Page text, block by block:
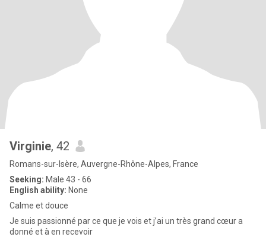
Virginie, 42
Romans-sur-Isère, Auvergne-Rhône-Alpes, France
Seeking: Male 43 - 66
English ability: None
Calme et douce
Je suis passionné par ce que je vois et j’ai un très grand cœur a
donné et à en recevoir